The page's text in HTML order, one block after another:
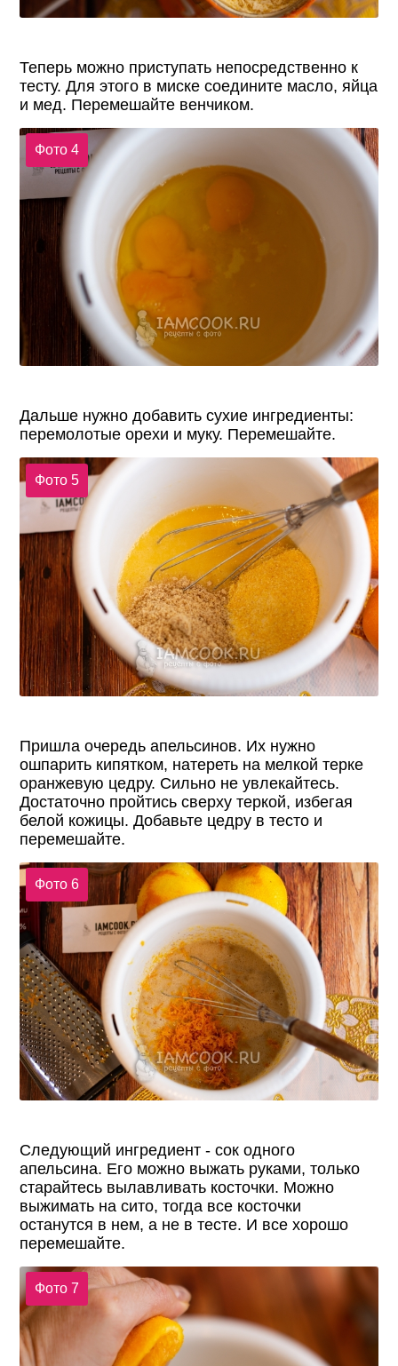
Теперь можно приступать непосредственно к
тесту. Для этого в миске соедините масло, яйца
и мед. Перемешайте венчиком.
Фото 4
Дальше нужно добавить сухие ингредиенты:
перемолотые орехи и муку. Перемешайте.
Фото 5
Пришла очередь апельсинов. Их нужно
ошпарить кипятком, натереть на мелкой терке
оранжевую цедру. Сильно не увлекайтесь.
Достаточно пройтись сверху теркой, избегая
белой кожицы. Добавьте цедру в тесто и
перемешайте.
Фото 6
Следующий ингредиент - сок одного
апельсина. Его можно выжать руками, только
старайтесь вылавливать косточки. Можно
выжимать на сито, тогда все косточки
останутся в нем, а не в тесте. И все хорошо
перемешайте.
Фото 7